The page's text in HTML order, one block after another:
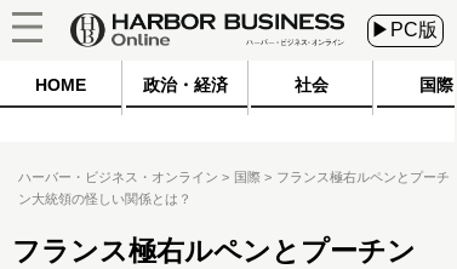
▶PC版
HOME 政治・経済 社会 国際
ハーバー・ビジネス・オンライン 国際
フランス極右ルペンとプーチ
ン大統領の怪しい関係とは？
フランス極右ルペンとプーチン